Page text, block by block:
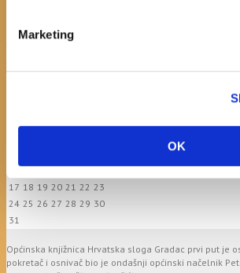
Marketing
OK
April 20, 20260
11 12 13 14 15 16
17 18 19 20 21 22 23
24 25 26 27 28 29 30
31
Općinska knjižnica Hrvatska sloga Gradac prvi put je
pokretač i osnivač bio je ondašnji općinski načelnik